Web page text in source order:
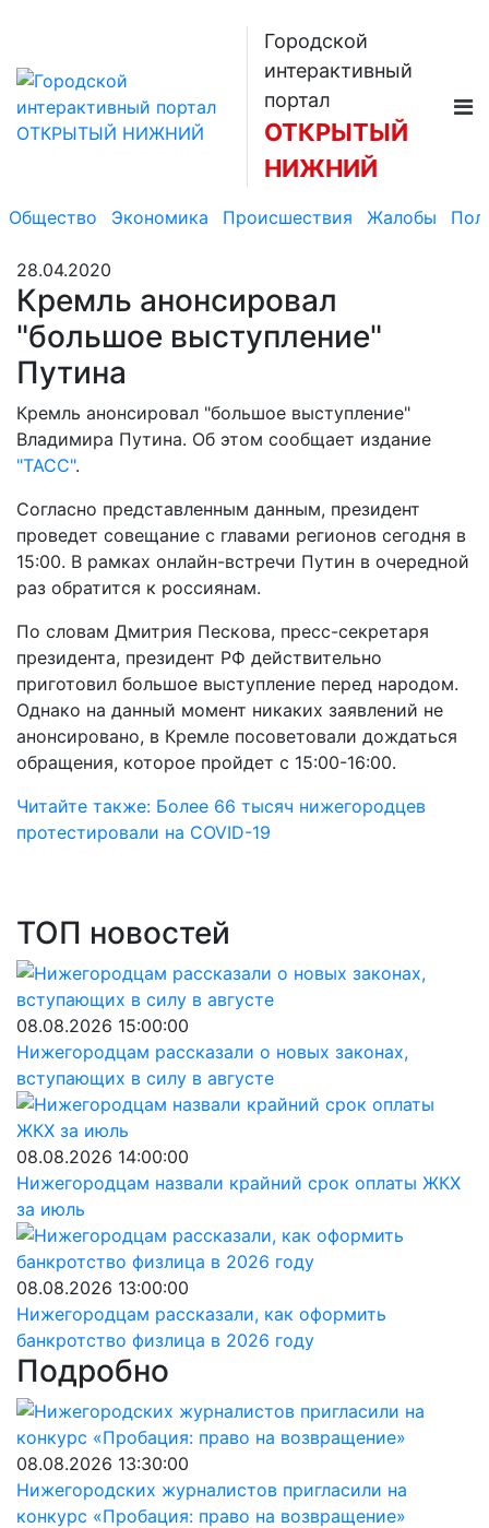
Городской
интерактивный
портал
ОТКРЫТЫЙ
НИЖНИЙ
Общество Экономика Происшествия Жалобы
28.04.2020
Кремль анонсировал
"большое выступление"
Путина
Кремль анонсировал "большое выступление"
Владимира Путина. Об этом сообщает издание
"ТАСС".
Согласно представленным данным, президент
проведет совещание с главами регионов сегодня в
15:00. В рамках онлайн-встречи Путин в очередной
раз обратится к россиянам.
По словам Дмитрия Пескова, пресс-секретаря
президента, президент РФ действительно
приготовил большое выступление перед народом.
Однако на данный момент никаких заявлений не
анонсировано, в Кремле посоветовали дождаться
обращения, которое пройдет с 15:00-16:00.
Читайте также: Более 66 тысяч нижегородцев
протестировали на COVID-19
ТОП новостей
08.08.2026 15:00:00
Нижегородцам рассказали о новых законах,
вступающих в силу в августе
08.08.2026 14:00:00
Нижегородцам назвали крайний срок оплаты ЖКХ
за июль
08.08.2026 13:00:00
Нижегородцам рассказали, как оформить
банкротство физлица в 2026 году
Подробно
08.08.2026 13:30:00
Нижегородских журналистов пригласили на
конкурс «Пробация: право на возвращение»